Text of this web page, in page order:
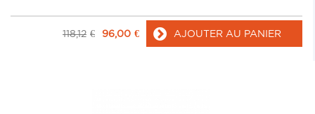
118,12 € 96,00 € AJOUTER AU PANIER